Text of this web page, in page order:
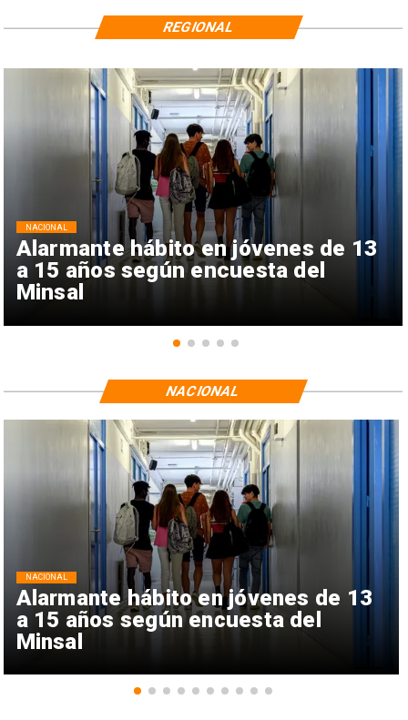
Alarmante hábito en jóvenes de 13
a 15 años según encuesta del
Minsal
NACIONAL
REGIONAL
Alarmante hábito en jóvenes de 13
a 15 años según encuesta del
Minsal
NACIONAL
NACIONAL